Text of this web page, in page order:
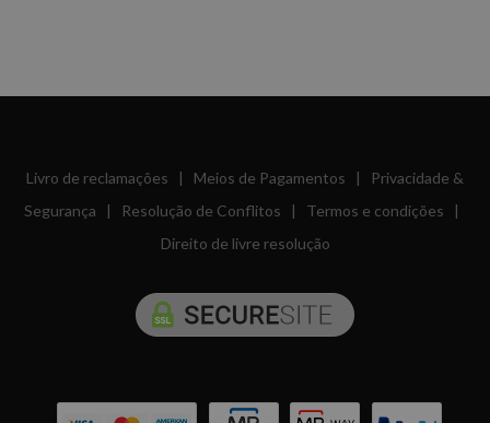
Livro de reclamações | Meios de Pagamentos |
Privacidade &
Segurança | Resolução de Conflitos | Termos e condições |
Direito de livre resolução